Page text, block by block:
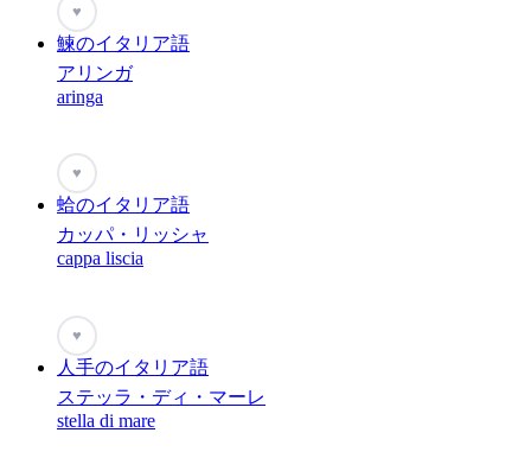
♥
鰊のイタリア語
アリンガ
aringa
♥
蛤のイタリア語
カッパ・リッシャ
cappa liscia
♥
人手のイタリア語
ステッラ・ディ・マーレ
stella di mare